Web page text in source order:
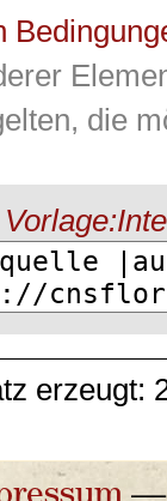
die
erzeugt: